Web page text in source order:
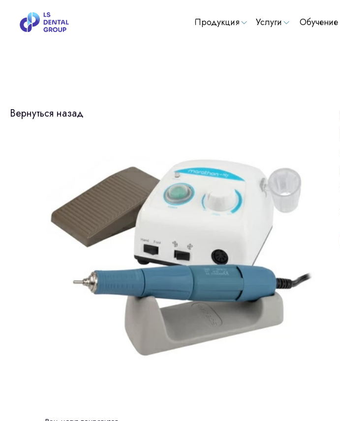
Обучение
Продукция Услуги
Вернуться назад